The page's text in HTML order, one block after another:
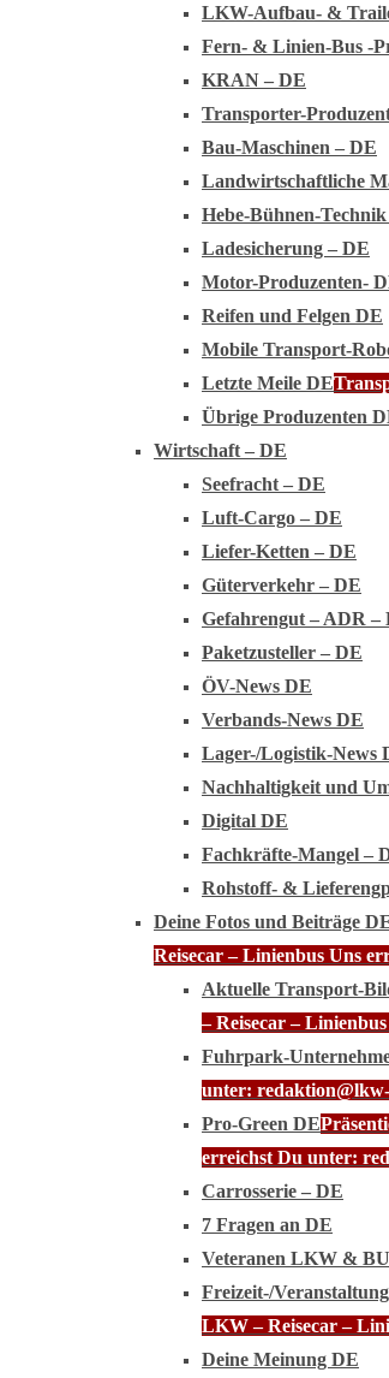
LKW-Aufbau- &
Fern- & Linien-Bus -
KRAN – DE
Transporter-
Bau-Maschinen – DE
Landwirtschaftliche
Hebe-Bühnen-
Ladesicherung – DE
Motor-Produzenten-
Reifen und Felgen DE
Mobile Transport-
Letzte Meile DE
Übrige Produzenten
Wirtschaft – DE
Seefracht – DE
Luft-Cargo – DE
Liefer-Ketten – DE
Güterverkehr – DE
Gefahrengut – ADR –
Paketzusteller – DE
ÖV-News DE
Verbands-News DE
Lager-/Logistik-News
Nachhaltigkeit und
Digital DE
Fachkräfte-Mangel –
Rohstoff- &
Deine Fotos und Beiträge
Reisecar – Linienbus Uns
Aktuelle Transport-
– Reisecar –
Fuhrpark-
unter:
Pro-Green DE
erreichst Du unter:
Carrosserie – DE
7 Fragen an DE
Veteranen LKW &
Freizeit-/
LKW – Reisecar –
Deine Meinung DE